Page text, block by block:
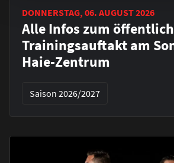
DONNERSTAG, 06. AUGUST 2026
Alle Infos zum
Trainingsauftakt am
Haie-Zentrum
Saison 2026/2027